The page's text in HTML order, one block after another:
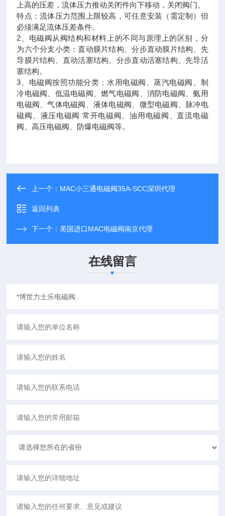
上高的压差，流体压力推动关闭件向下移动，关闭阀门。
特点：流体压力范围上限较高，可任意安装（需定制）但
必须满足流体压差条件。
2、电磁阀从阀结构和材料上的不同与原理上的区别，分
为六个分支小类：直动膜片结构、分步直动膜片结构、先
导膜片结构、直动活塞结构、分步直动活塞结构、先导活
塞结构。
3、电磁阀按照功能分类：水用电磁阀、蒸汽电磁阀、制
冷电磁阀、低温电磁阀、燃气电磁阀、消防电磁阀、氨用
电磁阀、气体电磁阀、液体电磁阀、微型电磁阀、脉冲电
磁阀、液压电磁阀 常开电磁阀、油用电磁阀、直流电磁
阀、高压电磁阀、防爆电磁阀等。
上一个： MAC小三通电磁阀35A-SCC深圳代理
返回列表
下一个： 美国进口MAC电磁阀南京代理
在线留言